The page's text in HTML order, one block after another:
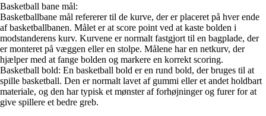
Basketball bane mål:
Basketballbane mål refererer til de kurve, der er placeret på hver ende
af basketballbanen. Målet er at score point ved at kaste bolden i
modstanderens kurv. Kurvene er normalt fastgjort til en bagplade, der
er monteret på væggen eller en stolpe. Målene har en netkurv, der
hjælper med at fange bolden og markere en korrekt scoring.
Basketball bold: En basketball bold er en rund bold, der bruges til at
spille basketball. Den er normalt lavet af gummi eller et andet holdbart
materiale, og den har typisk et mønster af forhøjninger og furer for at
give spillere et bedre greb.